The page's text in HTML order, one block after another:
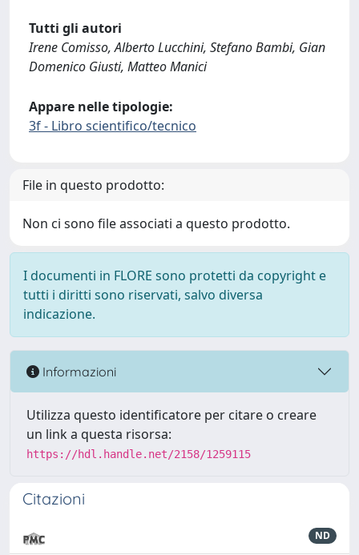
Tutti gli autori
Irene Comisso, Alberto Lucchini, Stefano Bambi, Gian
Domenico Giusti, Matteo Manici
Appare nelle tipologie:
3f - Libro scientifico/tecnico
File in questo prodotto:
Non ci sono file associati a questo prodotto.
I documenti in FLORE sono protetti da copyright e
tutti i diritti sono riservati, salvo diversa
indicazione.
Informazioni
Utilizza questo identificatore per citare o creare
un link a questa risorsa:
https://hdl.handle.net/2158/1259115
Citazioni
ND